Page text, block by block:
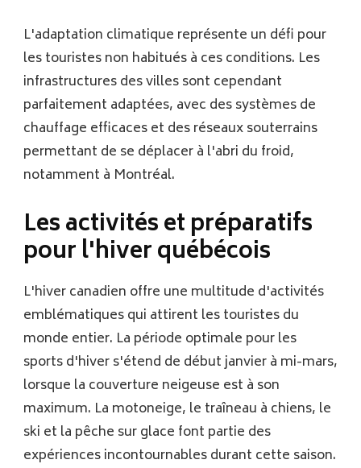
L'adaptation climatique représente un défi pour
les touristes non habitués à ces conditions. Les
infrastructures des villes sont cependant
parfaitement adaptées, avec des systèmes de
chauffage efficaces et des réseaux souterrains
permettant de se déplacer à l'abri du froid,
notamment à Montréal.
Les activités et préparatifs
pour l'hiver québécois
L'hiver canadien offre une multitude d'activités
emblématiques qui attirent les touristes du
monde entier. La période optimale pour les
sports d'hiver s'étend de début janvier à mi-mars,
lorsque la couverture neigeuse est à son
maximum. La motoneige, le traîneau à chiens, le
ski et la pêche sur glace font partie des
expériences incontournables durant cette saison.